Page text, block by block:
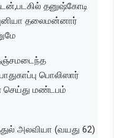
தனுஷ்கோடி
தலைமன்னார்
பொலிஸார்
செய்து மண்டபம்
அலவியா (வயது 62)